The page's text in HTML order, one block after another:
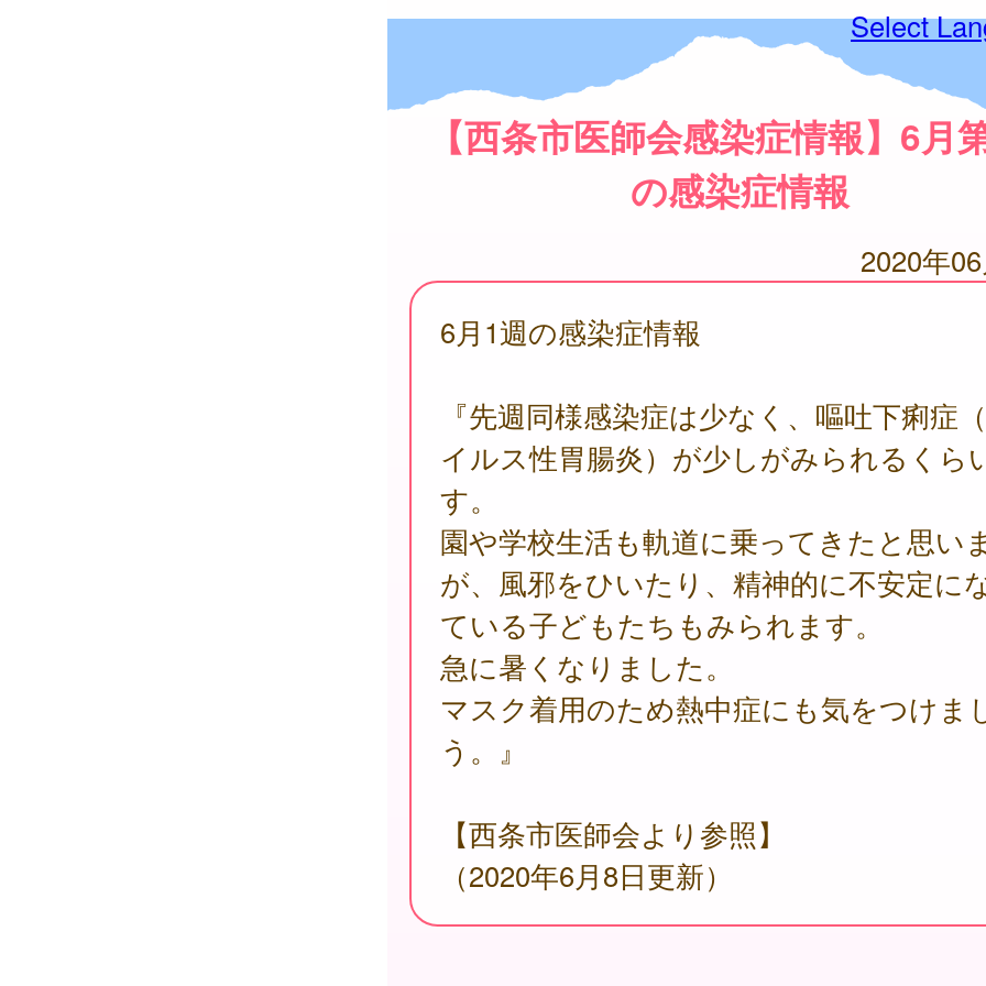
Select
【西条市医師会感染症情報】6月
の感染症情報
2020年
6月1週の感染症情報
『先週同様感染症は少なく、嘔吐下痢症
イルス性胃腸炎）が少しがみられるくら
す。
園や学校生活も軌道に乗ってきたと思い
が、風邪をひいたり、精神的に不安定に
ている子どもたちもみられます。
急に暑くなりました。
マスク着用のため熱中症にも気をつけま
う。』
【西条市医師会より参照】
（2020年6月8日更新）